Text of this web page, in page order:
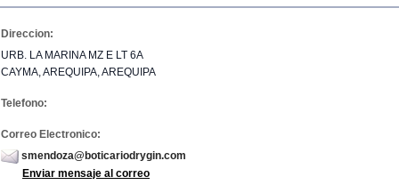
Direccion:
URB. LA MARINA MZ E LT 6A
CAYMA, AREQUIPA, AREQUIPA
Telefono:
Correo Electronico:
smendoza@boticariodrygin.com
Enviar mensaje al correo